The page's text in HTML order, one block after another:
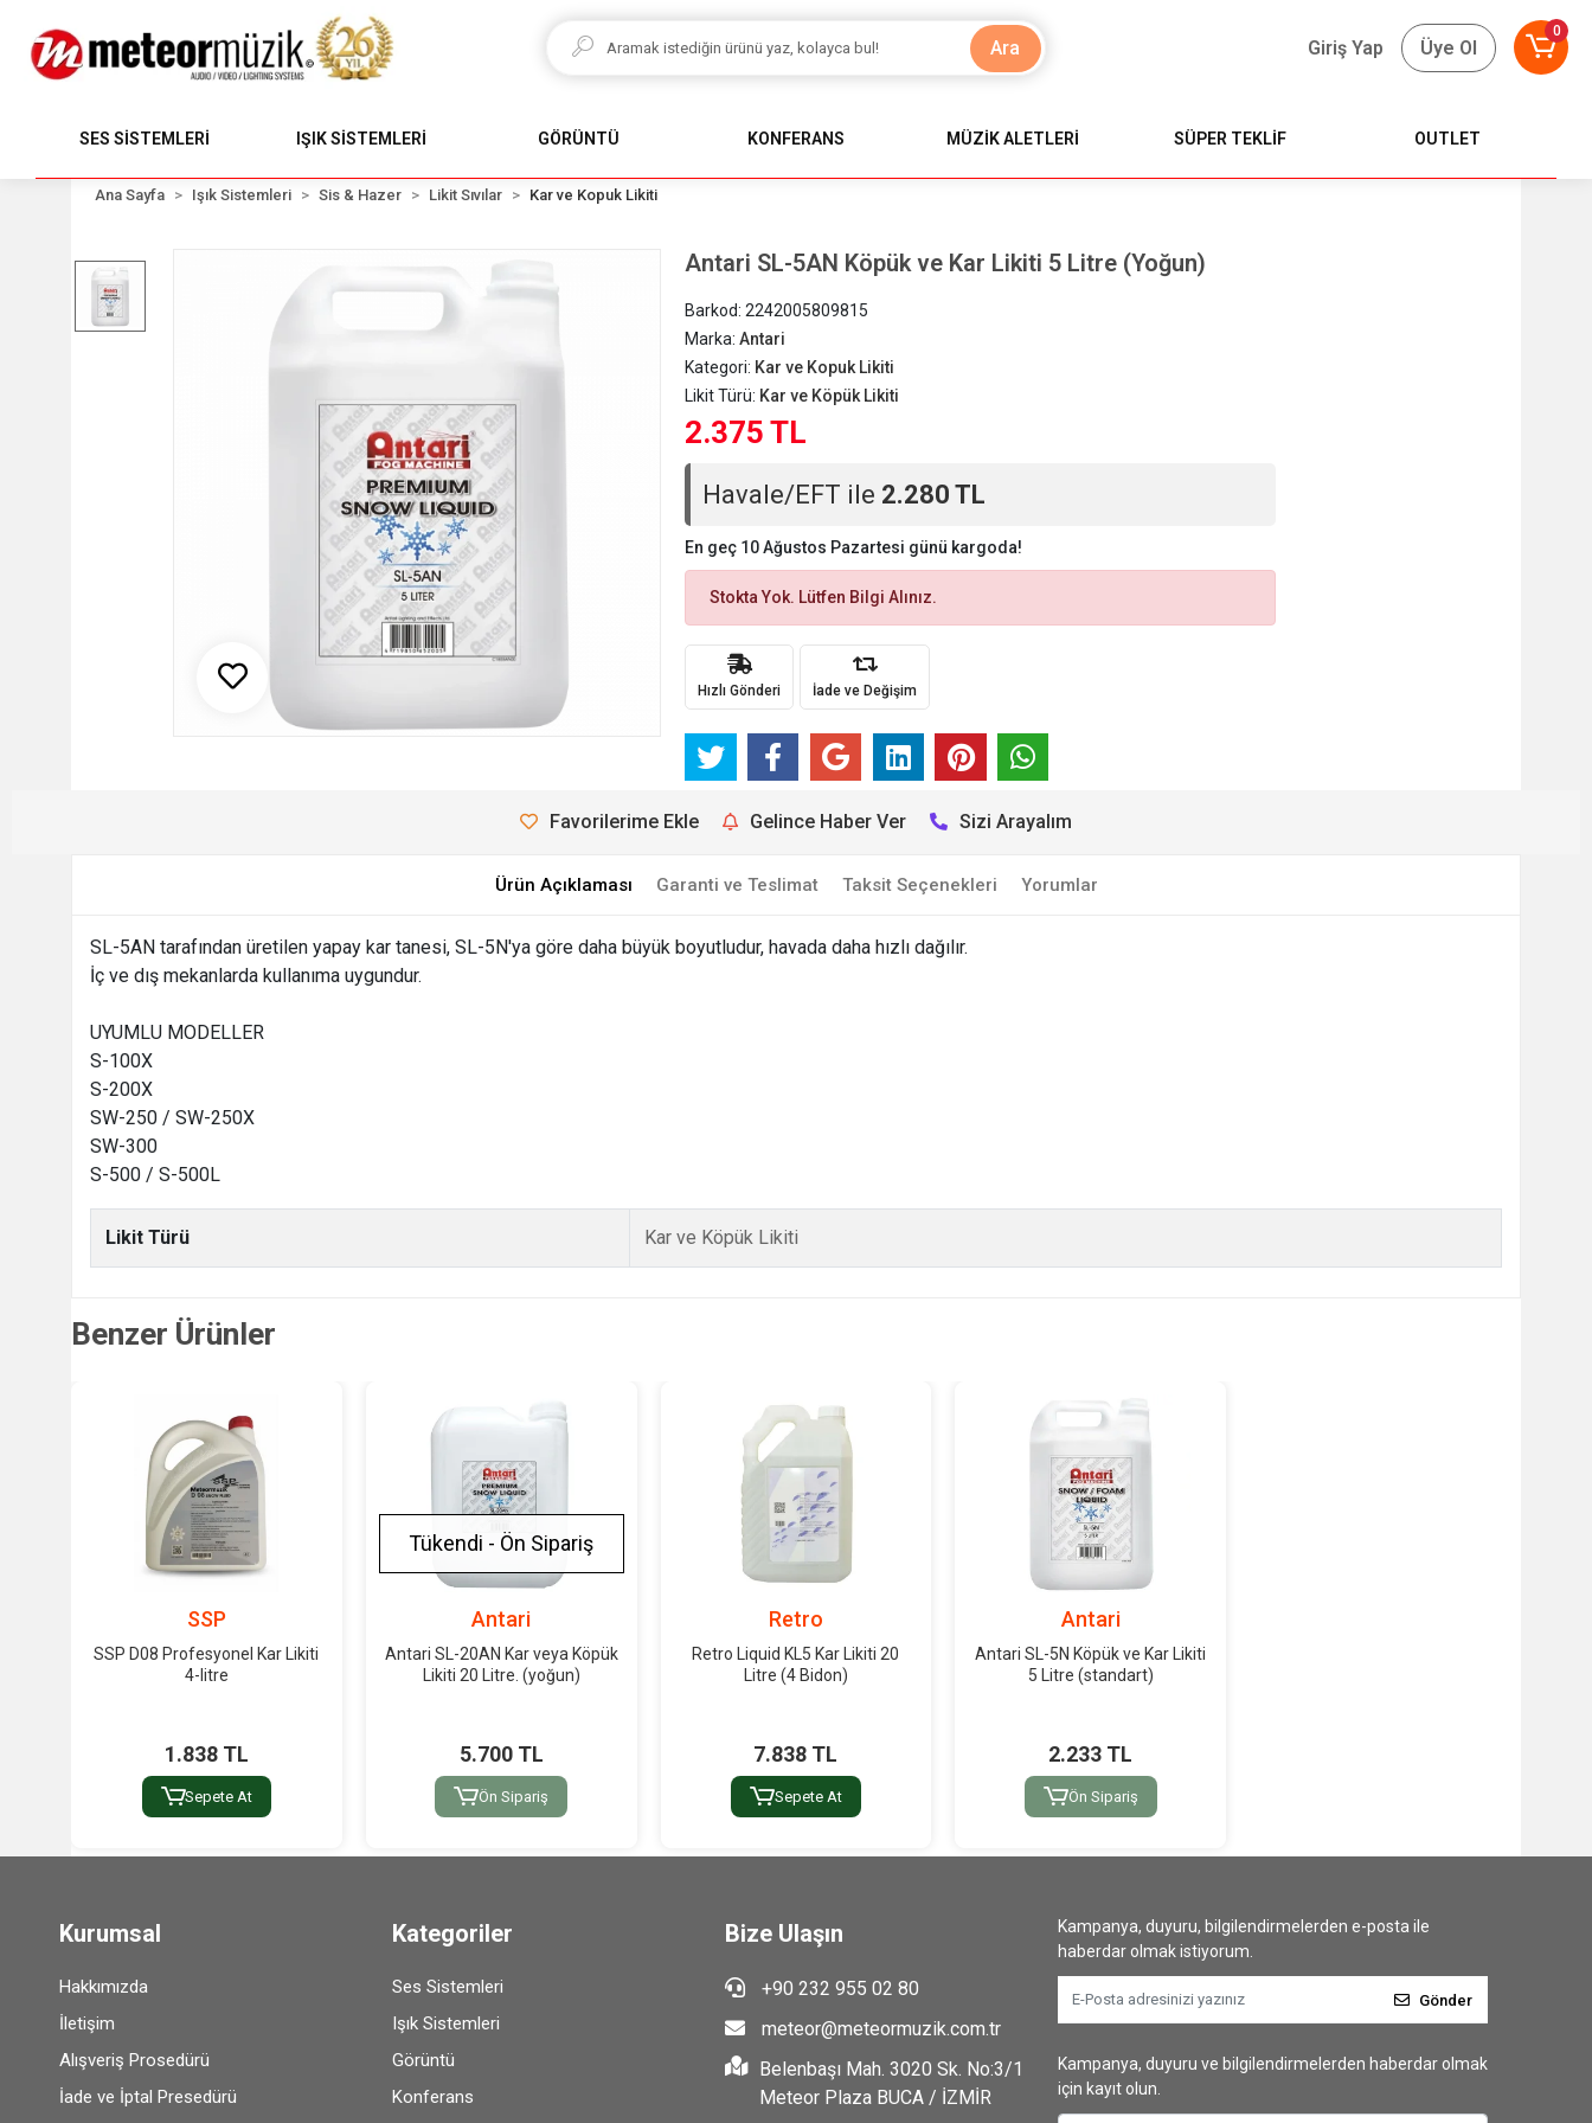
Ara Giriş Yap Üye Ol
0
SES SİSTEMLERİ IŞIK SİSTEMLERİ GÖRÜNTÜ KONFERANS MÜZİK ALETLERİ SÜPER TEKLİF OUTLET
Ana Sayfa Işık Sistemleri Sis & Hazer Likit Sıvılar Kar ve Kopuk Likiti
Antari SL-5AN Köpük ve Kar Likiti 5 Litre (Yoğun)
Barkod:2242005809815
Marka:Antari
Kategori: Kar ve Kopuk Likiti
Likit Türü: Kar ve Köpük Likiti
2.375 TL
Havale/EFT ile 2.280 TL
En geç 10 Ağustos Pazartesi günü kargoda!
Stokta Yok. Lütfen Bilgi Alınız.
Hızlı Gönderi İade ve Değişim
Favorilerime Ekle Gelince Haber Ver Sizi Arayalım
Ürün Açıklaması Garanti ve Teslimat Taksit Seçenekleri Yorumlar
SL-5AN tarafından üretilen yapay kar tanesi, SL-5N'ya göre daha büyük boyutludur, havada daha hızlı dağılır.
İç ve dış mekanlarda kullanıma uygundur.
UYUMLU MODELLER
S-100X
S-200X
SW-250 / SW-250X
SW-300
S-500 / S-500L
Likit Türü Kar ve Köpük Likiti
Benzer Ürünler
SSP
SSP D08 Profesyonel Kar Likiti
4-litre
1.838 TL
Sepete At
Tükendi - Ön Sipariş
Antari
Antari SL-20AN Kar veya Köpük
Likiti 20 Litre. (yoğun)
5.700 TL
Ön Sipariş
Retro
Retro Liquid KL5 Kar Likiti 20
Litre (4 Bidon)
7.838 TL
Sepete At
Antari
Antari SL-5N Köpük ve Kar Likiti
5 Litre (standart)
2.233 TL
Ön Sipariş
Kurumsal
Hakkımızda
İletişim
Alışveriş Prosedürü
İade ve İptal Presedürü
Kategoriler
Ses Sistemleri
Işık Sistemleri
Görüntü
Konferans
Bize Ulaşın
+90 232 955 02 80
meteor@meteormuzik.com.tr
Belenbaşı Mah. 3020 Sk. No:3/1
Meteor Plaza BUCA / İZMİR
Kampanya, duyuru, bilgilendirmelerden e-posta ile
haberdar olmak istiyorum.
Gönder
Kampanya, duyuru ve bilgilendirmelerden haberdar olmak
için kayıt olun.